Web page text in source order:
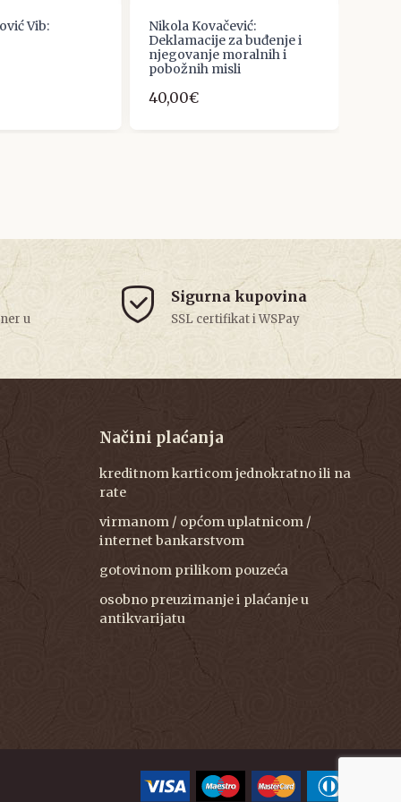
Vib:
Nikola Kovačević:
Deklamacije za buđenje i
njegovanje moralnih i
pobožnih misli
40,00€
u
Sigurna kupovina
SSL certifikat i WSPay
Načini plaćanja
kreditnom karticom jednokratno ili na
rate
virmanom / općom uplatnicom /
internet bankarstvom
gotovinom prilikom pouzeća
osobno preuzimanje i plaćanje u
antikvarijatu